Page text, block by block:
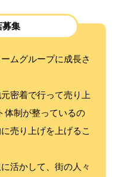
募集
ムグループに成長さ
密着で行って売り上
体制が整っているの
売り上げを上げるこ
活かして、街の人々